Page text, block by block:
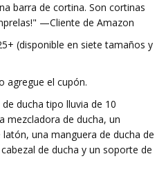
barra de cortina. Son cortinas
—Cliente de Amazon
(disponible en siete tamaños y
agregue el cupón.
ducha tipo lluvia de 10
mezcladora de ducha, un
una manguera de ducha de
de ducha y un soporte de